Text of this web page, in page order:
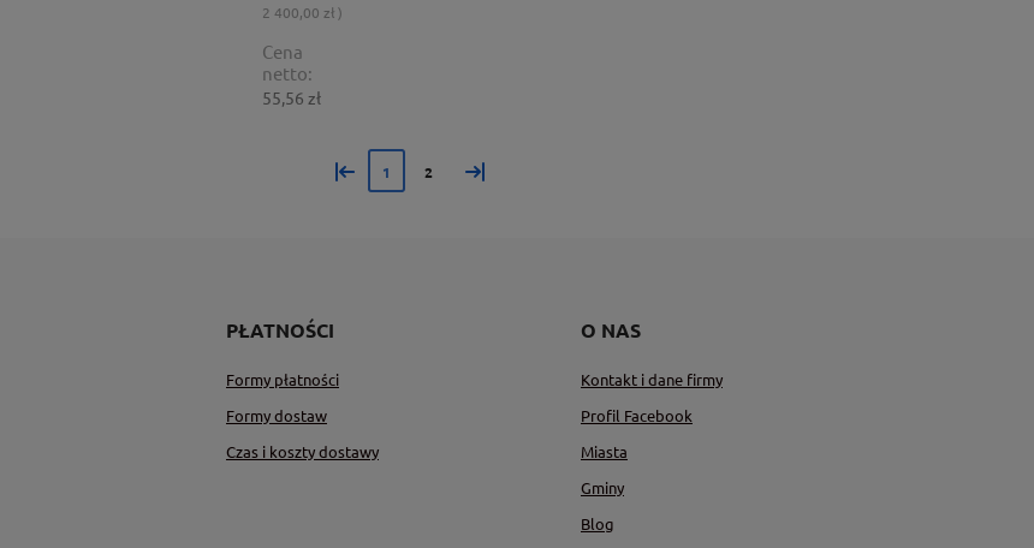
2 400,00 zł )
Cena
netto:
55,56 zł
« 1 2 »
PŁATNOŚCI
Formy płatności
Formy dostaw
Czas i koszty dostawy
O NAS
Kontakt i dane firmy
Profil Facebook
Miasta
Gminy
Blog